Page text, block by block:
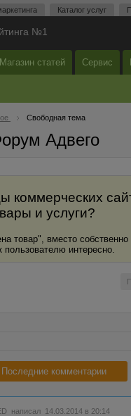
Каталог услуг
№1
Магазин статей Сервис
Свободная тема
Адвего
коммерческих
и услуги?
товар", вместо
пользователю интересно.
Последние комментарии
написал 14.03.2014 в 20:14